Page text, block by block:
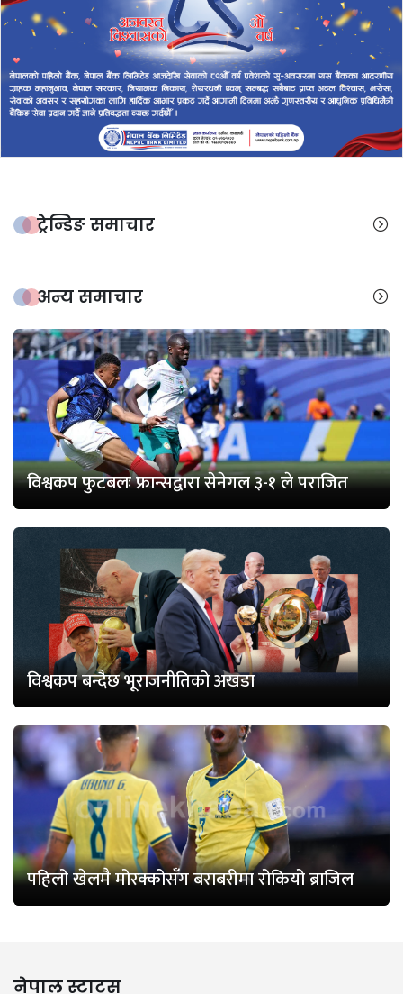
ट्रेन्डिङ समाचार
अन्य समाचार
विश्वकप फुटबलः फ्रान्सद्वारा सेनेगल ३-१ ले पराजित
विश्वकप बन्दैछ भूराजनीतिको अखडा
पहिलो खेलमै मोरक्कोसँग बराबरीमा रोकियो ब्राजिल
नेपाल स्टाटस